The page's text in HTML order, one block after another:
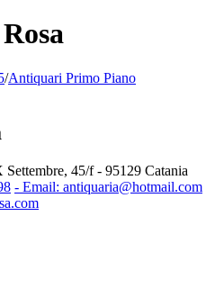
/Antiquari Primo Piano
45/f - 95129 Catania
- Email: antiquaria@hotmail.com